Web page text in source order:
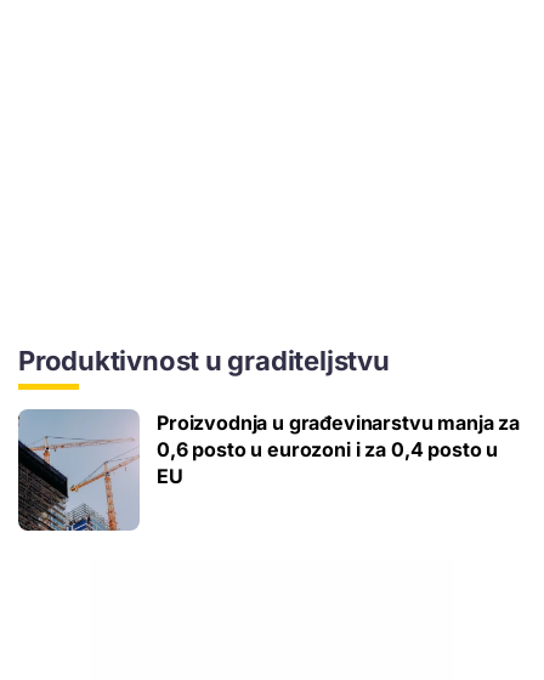
Produktivnost u graditeljstvu
Proizvodnja u građevinarstvu manja za
0,6 posto u eurozoni i za 0,4 posto u
EU